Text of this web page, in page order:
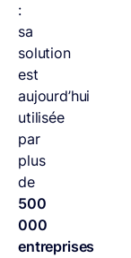
:
sa
solution
est
aujourd’hui
utilisée
par
plus
de
500
000
entreprises